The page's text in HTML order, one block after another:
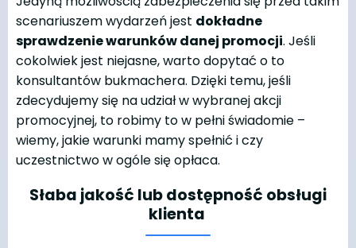
scenariuszem wydarzeń jest dokładne
sprawdzenie warunków danej promocji. Jeśli
cokolwiek jest niejasne, warto dopytać o to
konsultantów bukmachera. Dzięki temu, jeśli
zdecydujemy się na udział w wybranej akcji
promocyjnej, to robimy to w pełni świadomie –
wiemy, jakie warunki mamy spełnić i czy
uczestnictwo w ogóle się opłaca.
Słaba jakość lub dostępność obsługi
klienta